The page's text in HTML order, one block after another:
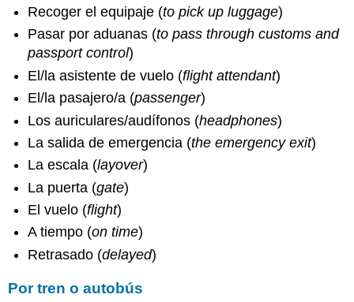
Recoger el equipaje (to pick up luggage)
Pasar por aduanas (to pass through customs and
passport control)
El/la asistente de vuelo (flight attendant)
El/la pasajero/a (passenger)
Los auriculares/audífonos (headphones)
La salida de emergencia (the emergency exit)
La escala (layover)
La puerta (gate)
El vuelo (flight)
A tiempo (on time)
Retrasado (delayed)
Por tren o autobús